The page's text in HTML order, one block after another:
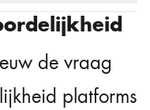
de vraag
platforms